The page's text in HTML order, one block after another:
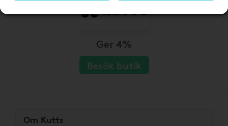
Ger 4%
Besök butik
Om Kutts